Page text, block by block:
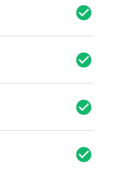
check_circle
check_circle
check_circle
check_circle